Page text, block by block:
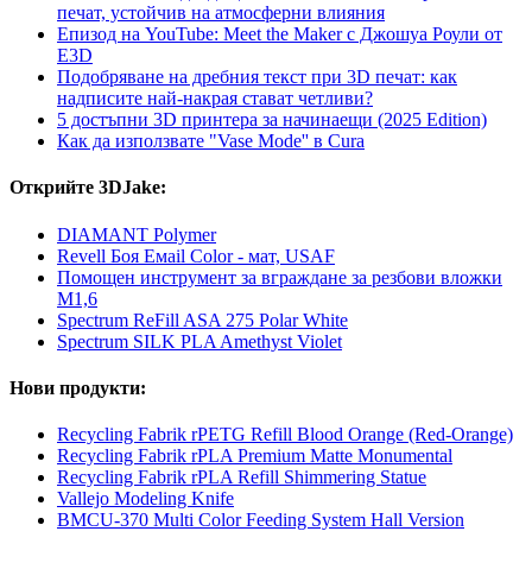
печат, устойчив на атмосферни влияния
Епизод на YouTube: Meet the Maker с Джошуа Роули от
E3D
Подобряване на дребния текст при 3D печат: как
надписите най-накрая стават четливи?
5 достъпни 3D принтера за начинаещи (2025 Edition)
Как да използвате "Vase Mode'' в Cura
Открийте 3DJake:
DIAMANT Polymer
Revell Боя Емаil Color - мат, USAF
Помощен инструмент за вграждане за резбови вложки
M1,6
Spectrum ReFill ASA 275 Polar White
Spectrum SILK PLA Amethyst Violet
Нови продукти:
Recycling Fabrik rPETG Refill Blood Orange (Red-Orange)
Recycling Fabrik rPLA Premium Matte Monumental
Recycling Fabrik rPLA Refill Shimmering Statue
Vallejo Modeling Knife
BMCU-370 Multi Color Feeding System Hall Version